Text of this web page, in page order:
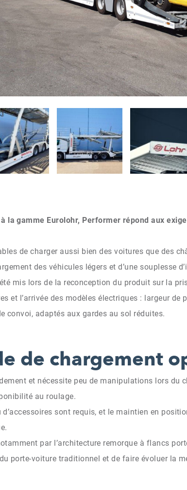
la gamme Eurolohr, Performer répond aux
de charger aussi bien des voitures que des
des véhicules légers et d’une souplesse
mis lors de la reconception du produit sur la
et l’arrivée des modèles électriques : largeur
convoi, adaptés aux gardes au sol réduites.
de chargement
et nécessite peu de manipulations lors du
au roulage.
d’accessoires sont requis, et le maintien en
par l’architecture remorque à flancs
porte-voiture traditionnel et de faire évoluer la